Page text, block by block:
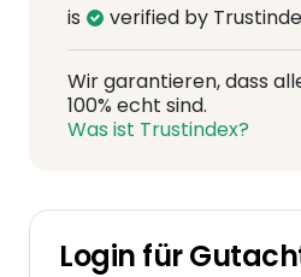
is verified by
Wir garantieren, dass
100% echt sind.
Was ist Trustindex?
Login für